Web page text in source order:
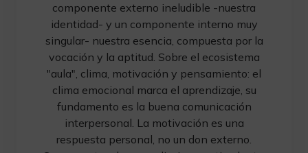
componente externo ineludible -nuestra
identidad- y un componente interno muy
singular- nuestra esencia, compuesta por la
vocación y la aptitud. Sobre el ecosistema
"aula", clima, motivación y pensamiento: el
clima emocional marca el aprendizaje, su
fundamento es la buena comunicación
interpersonal. La motivación es una
respuesta personal, no un don externo.